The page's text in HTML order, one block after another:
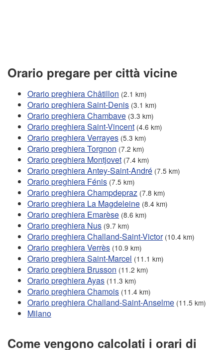
Orario pregare per città vicine
Orario preghiera Châtillon (2.1 km)
Orario preghiera Saint-Denis (3.1 km)
Orario preghiera Chambave (3.3 km)
Orario preghiera Saint-Vincent (4.6 km)
Orario preghiera Verrayes (5.3 km)
Orario preghiera Torgnon (7.2 km)
Orario preghiera Montjovet (7.4 km)
Orario preghiera Antey-Saint-André (7.5 km)
Orario preghiera Fénis (7.5 km)
Orario preghiera Champdepraz (7.8 km)
Orario preghiera La Magdeleine (8.4 km)
Orario preghiera Emarèse (8.6 km)
Orario preghiera Nus (9.7 km)
Orario preghiera Challand-Saint-Victor (10.4 km)
Orario preghiera Verrès (10.9 km)
Orario preghiera Saint-Marcel (11.1 km)
Orario preghiera Brusson (11.2 km)
Orario preghiera Ayas (11.3 km)
Orario preghiera Chamois (11.4 km)
Orario preghiera Challand-Saint-Anselme (11.5 km)
Milano
Come vengono calcolati i orari di